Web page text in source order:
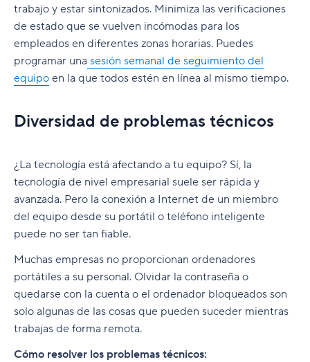
Cómo tomar notas en una reunión para que la
gente realmente recurra a ellas
Herramientas en línea para reuniones que no
pueden faltarte
Aplica el método Agile con Wrike
5. Controla tu entrada de información
Cómo cuidar la salud mental de tus compañeros
de trabajo cuando trabajas desde casa
11. Reduce tu espacio de trabajo físico
12. Comienza con la tarea más difícil
13. Divide tu trabajo en ciclos de 90 minutos (o
14. No trabajes en varias cosas a la vez, de una
y de escritorio
Herramientas remotas para inteligencia
empresarial
Herramientas remotas de la seguridad de la
Alcanza el éxito en el teletrabajo con Wrike
El teletrabajo es el futuro
trabajo y estar sintonizados. Minimiza las verificaciones
de estado que se vuelven incómodas para los
empleados en diferentes zonas horarias. Puedes
programar una sesión semanal de seguimiento del
equipo en la que todos estén en línea al mismo tiempo.
Diversidad de problemas técnicos
¿La tecnología está afectando a tu equipo? Sí, la
tecnología de nivel empresarial suele ser rápida y
avanzada. Pero la conexión a Internet de un miembro
del equipo desde su portátil o teléfono inteligente
puede no ser tan fiable.
Muchas empresas no proporcionan ordenadores
portátiles a su personal. Olvidar la contraseña o
quedarse con la cuenta o el ordenador bloqueados son
solo algunas de las cosas que pueden suceder mientras
trabajas de forma remota.
Cómo resolver los problemas técnicos: